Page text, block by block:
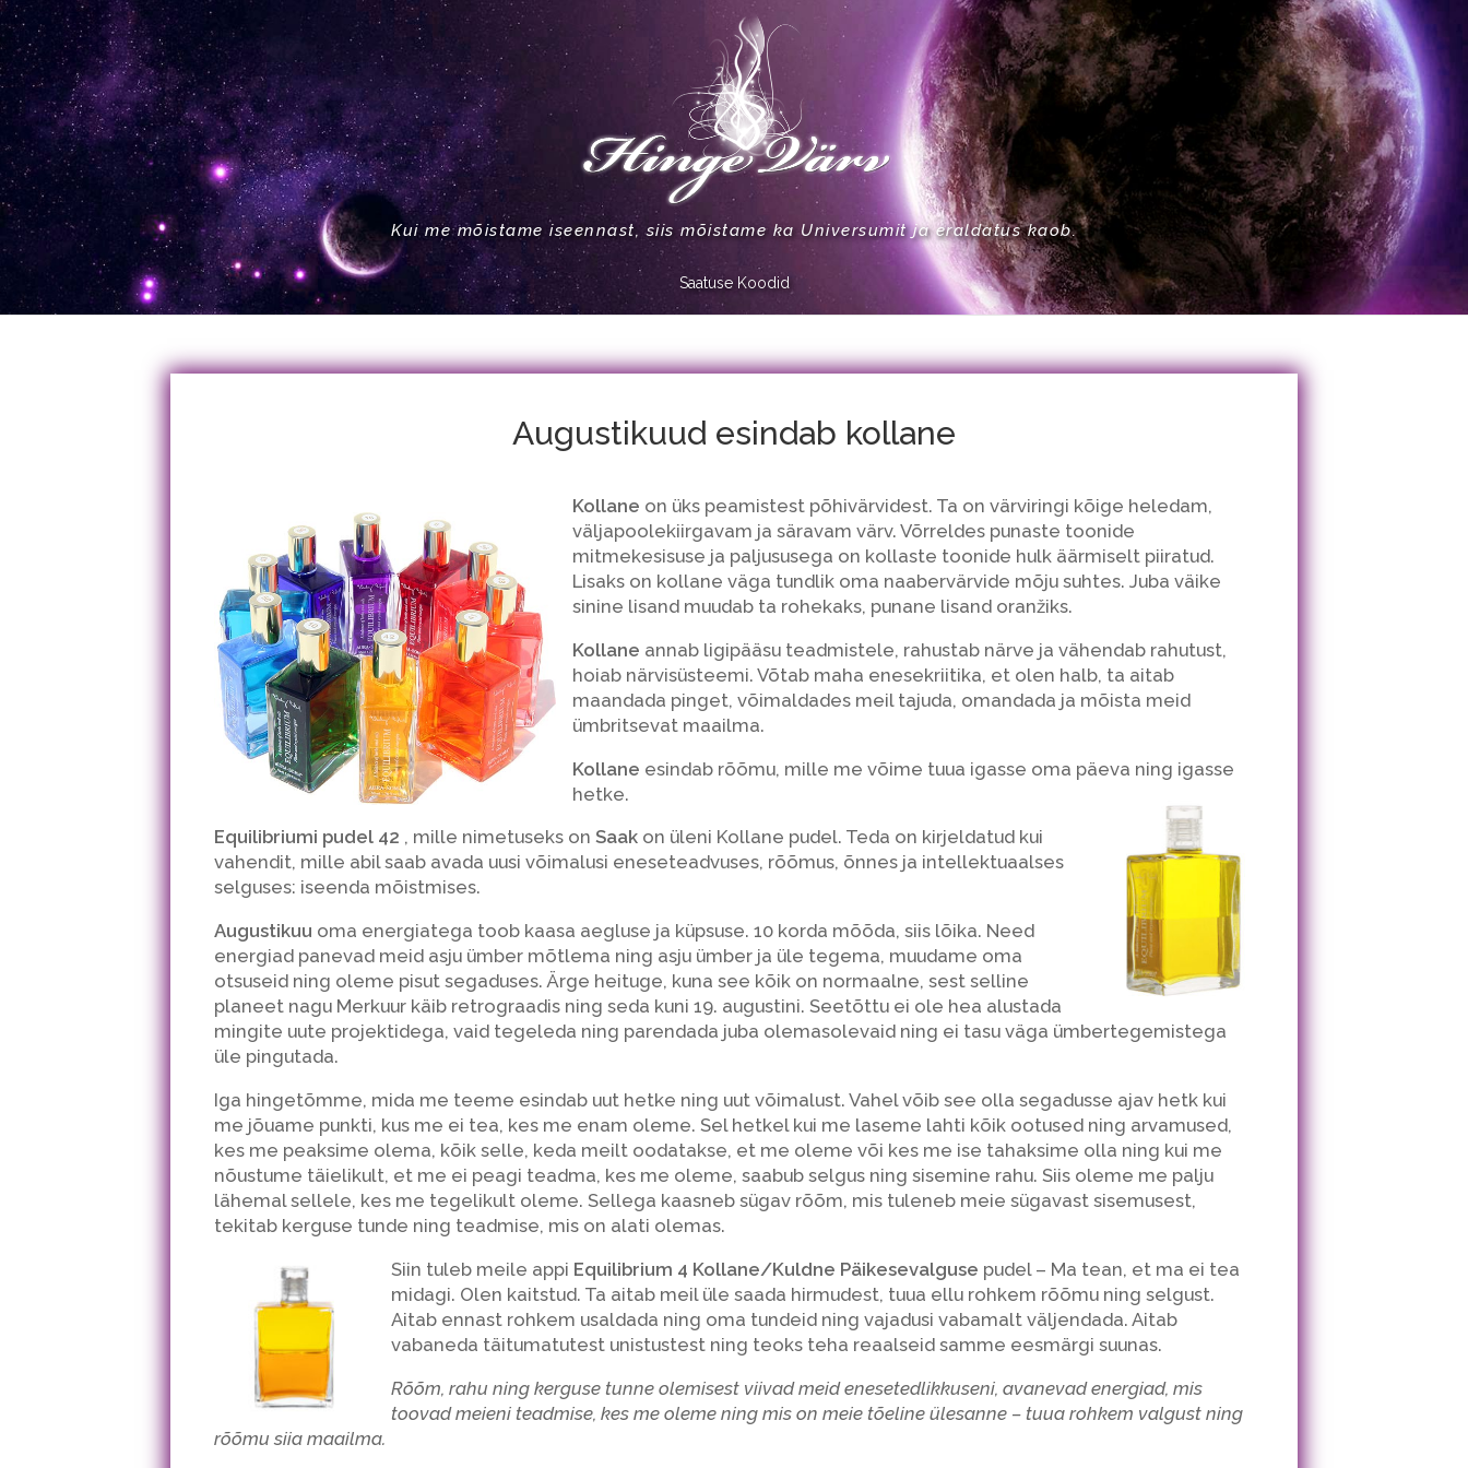
Kui me mõistame iseennast, siis mõistame ka Universumit ja eraldatus kaob.
Saatuse Koodid
Augustikuud esindab kollane
Kollane on üks peamistest põhivärvidest. Ta on värviringi kõige heledam,
väljapoolekiirgavam ja säravam värv. Võrreldes punaste toonide
mitmekesisuse ja paljususega on kollaste toonide hulk äärmiselt piiratud.
Lisaks on kollane väga tundlik oma naabervärvide mõju suhtes. Juba väike
sinine lisand muudab ta rohekaks, punane lisand oranžiks.
Kollane annab ligipääsu teadmistele, rahustab närve ja vähendab rahutust,
hoiab närvisüsteemi. Võtab maha enesekriitika, et olen halb, ta aitab
maandada pinget, võimaldades meil tajuda, omandada ja mõista meid
ümbritsevat maailma.
Kollane esindab rõõmu, mille me võime tuua igasse oma päeva ning igasse
hetke.
Equilibriumi pudel 42 , mille nimetuseks on Saakon üleni Kollane pudel. Teda on kirjeldatud kui
vahendit, mille abil saab avada uusi võimalusi eneseteadvuses, rõõmus, õnnes ja intellektuaalses
selguses: iseenda mõistmises.
Augustikuu oma energiatega toob kaasa aegluse ja küpsuse. 10 korda mõõda, siis lõika. Need
energiad panevad meid asju ümber mõtlema ning asju ümber ja üle tegema, muudame oma
otsuseid ning oleme pisut segaduses. Ärge heituge, kuna see kõik on normaalne, sest selline
planeet nagu Merkuur käib retrograadis ning seda kuni 19. augustini. Seetõttu ei ole hea alustada
mingite uute projektidega, vaid tegeleda ning parendada juba olemasolevaid ning ei tasu väga ümbertegemistega
üle pingutada.
Iga hingetõmme, mida me teeme esindab uut hetke ning uut võimalust. Vahel võib see olla segadusse ajav hetk kui
me jõuame punkti, kus me ei tea, kes me enam oleme. Sel hetkel kui me laseme lahti kõik ootused ning arvamused,
kes me peaksime olema, kõik selle, keda meilt oodatakse, et me oleme või kes me ise tahaksime olla ning kui me
nõustume täielikult, et me ei peagi teadma, kes me oleme, saabub selgus ning sisemine rahu. Siis oleme me palju
lähemal sellele, kes me tegelikult oleme. Sellega kaasneb sügav rõõm, mis tuleneb meie sügavast sisemusest,
tekitab kerguse tunde ning teadmise, mis on alati olemas.
Siin tuleb meile appi Equilibrium 4 Kollane/Kuldne Päikesevalguse pudel – Ma tean, et ma ei tea
midagi. Olen kaitstud. Ta aitab meil üle saada hirmudest, tuua ellu rohkem rõõmu ning selgust.
Aitab ennast rohkem usaldada ning oma tundeid ning vajadusi vabamalt väljendada. Aitab
vabaneda täitumatutest unistustest ning teoks teha reaalseid samme eesmärgi suunas.
Rõõm, rahu ning kerguse tunne olemisest viivad meid enesetedlikkuseni, avanevad energiad, mis
toovad meieni teadmise, kes me oleme ning mis on meie tõeline ülesanne – tuua rohkem valgust ning
rõõmu siia maailma.